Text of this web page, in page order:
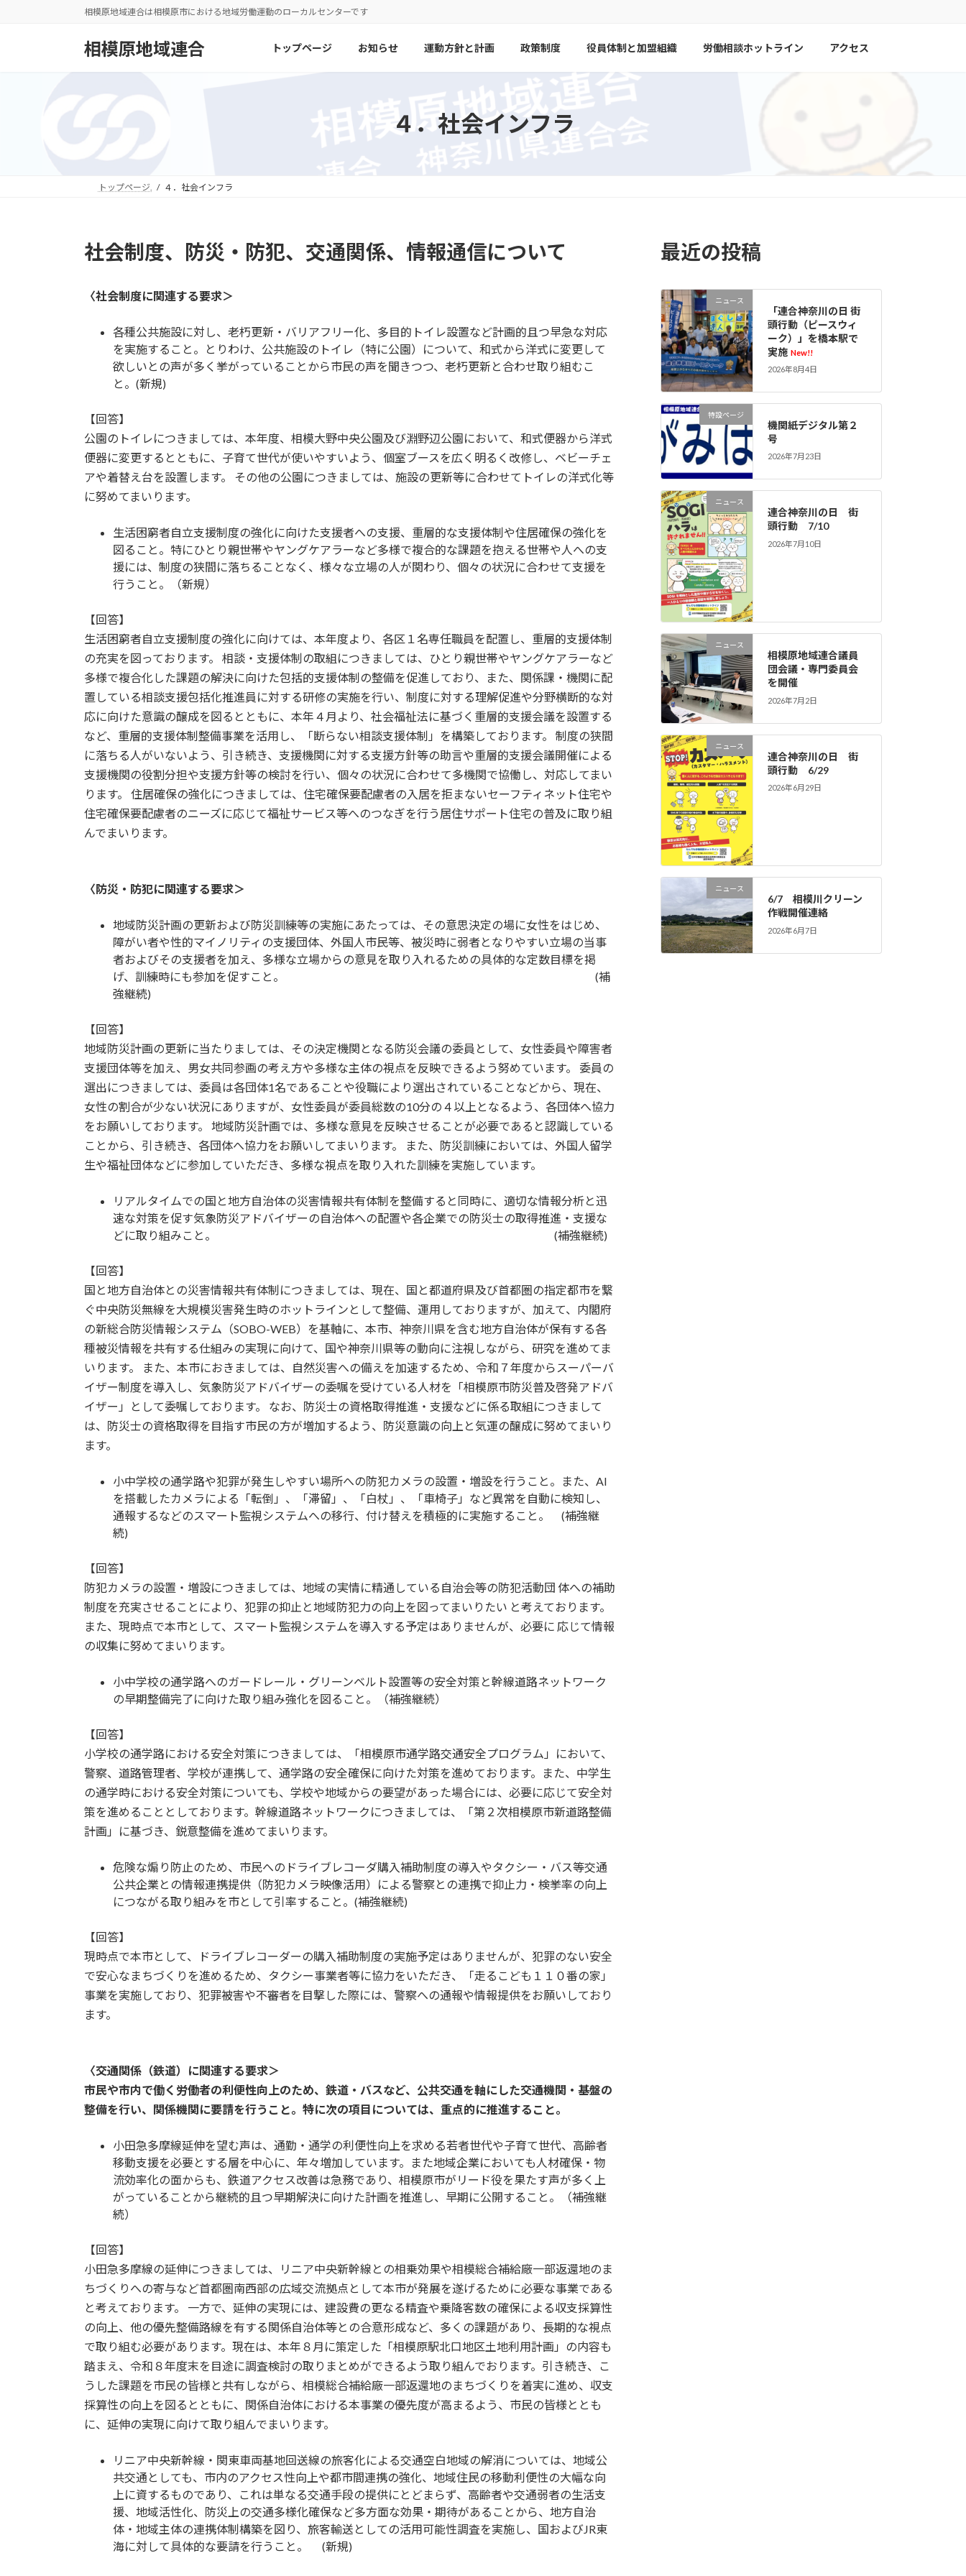
相模原地域連合は相模原市における地域労働運動のローカルセンターです
相模原地域連合 トップページ お知らせ 運動方針と計画 政策制度 役員体制と加盟組織 労働相談ホットライン アクセス
４．社会インフラ
トップページ. ４．社会インフラ
社会制度、防災・防犯、交通関係、情報通信について
〈社会制度に関連する要求＞
各種公共施設に対し、老朽更新・バリアフリー化、多目的トイレ設置など計画的且つ早急な対応
を実施すること。とりわけ、公共施設のトイレ（特に公園）について、和式から洋式に変更して
欲しいとの声が多く挙がっていることから市民の声を聞きつつ、老朽更新と合わせ取り組むこ
と。(新規)
【回答】
公園のトイレにつきましては、本年度、相模大野中央公園及び淵野辺公園において、和式便器から洋式
便器に変更するとともに、子育て世代が使いやすいよう、個室ブースを広く明るく改修し、ベビーチェ
アや着替え台を設置します。 その他の公園につきましては、施設の更新等に合わせてトイレの洋式化等
に努めてまいります。
生活困窮者自立支援制度の強化に向けた支援者への支援、重層的な支援体制や住居確保の強化を
図ること。特にひとり親世帯やヤングケアラーなど多様で複合的な課題を抱える世帯や人への支
援には、制度の狭間に落ちることなく、様々な立場の人が関わり、個々の状況に合わせて支援を
行うこと。（新規）
【回答】
生活困窮者自立支援制度の強化に向けては、本年度より、各区１名専任職員を配置し、重層的支援体制
の充実を図っております。 相談・支援体制の取組につきましては、ひとり親世帯やヤングケアラーなど
多様で複合化した課題の解決に向けた包括的支援体制の整備を促進しており、また、関係課・機関に配
置している相談支援包括化推進員に対する研修の実施を行い、制度に対する理解促進や分野横断的な対
応に向けた意識の醸成を図るとともに、本年４月より、社会福祉法に基づく重層的支援会議を設置する
など、重層的支援体制整備事業を活用し、「断らない相談支援体制」を構築しております。 制度の狭間
に落ちる人がいないよう、引き続き、支援機関に対する支援方針等の助言や重層的支援会議開催による
支援機関の役割分担や支援方針等の検討を行い、個々の状況に合わせて多機関で協働し、対応してまい
ります。 住居確保の強化につきましては、住宅確保要配慮者の入居を拒まないセーフティネット住宅や
住宅確保要配慮者のニーズに応じて福祉サービス等へのつなぎを行う居住サポート住宅の普及に取り組
んでまいります。
〈防災・防犯に関連する要求＞
地域防災計画の更新および防災訓練等の実施にあたっては、その意思決定の場に女性をはじめ、
障がい者や性的マイノリティの支援団体、外国人市民等、被災時に弱者となりやすい立場の当事
者およびその支援者を加え、多様な立場からの意見を取り入れるための具体的な定数目標を掲
げ、訓練時にも参加を促すこと。 (補
強継続)
【回答】
地域防災計画の更新に当たりましては、その決定機関となる防災会議の委員として、女性委員や障害者
支援団体等を加え、男女共同参画の考え方や多様な主体の視点を反映できるよう努めています。 委員の
選出につきましては、委員は各団体1名であることや役職により選出されていることなどから、現在、
女性の割合が少ない状況にありますが、女性委員が委員総数の10分の４以上となるよう、各団体へ協力
をお願いしております。 地域防災計画では、多様な意見を反映させることが必要であると認識している
ことから、引き続き、各団体へ協力をお願いしてまいります。 また、防災訓練においては、外国人留学
生や福祉団体などに参加していただき、多様な視点を取り入れた訓練を実施しています。
リアルタイムでの国と地方自治体の災害情報共有体制を整備すると同時に、適切な情報分析と迅
速な対策を促す気象防災アドバイザーの自治体への配置や各企業での防災士の取得推進・支援な
どに取り組みこと。 (補強継続)
【回答】
国と地方自治体との災害情報共有体制につきましては、現在、国と都道府県及び首都圏の指定都市を繋
ぐ中央防災無線を大規模災害発生時のホットラインとして整備、運用しておりますが、加えて、内閣府
の新総合防災情報システム（SOBO-WEB）を基軸に、本市、神奈川県を含む地方自治体が保有する各
種被災情報を共有する仕組みの実現に向けて、国や神奈川県等の動向に注視しながら、研究を進めてま
いります。 また、本市におきましては、自然災害への備えを加速するため、令和７年度からスーパーバ
イザー制度を導入し、気象防災アドバイザーの委嘱を受けている人材を「相模原市防災普及啓発アドバ
イザー」として委嘱しております。 なお、防災士の資格取得推進・支援などに係る取組につきまして
は、防災士の資格取得を目指す市民の方が増加するよう、防災意識の向上と気運の醸成に努めてまいり
ます。
小中学校の通学路や犯罪が発生しやすい場所への防犯カメラの設置・増設を行うこと。また、AI
を搭載したカメラによる「転倒」、「滞留」、「白杖」、「車椅子」など異常を自動に検知し、
通報するなどのスマート監視システムへの移行、付け替えを積極的に実施すること。 (補強継
続)
【回答】
防犯カメラの設置・増設につきましては、地域の実情に精通している自治会等の防犯活動団 体への補助
制度を充実させることにより、犯罪の抑止と地域防犯力の向上を図ってまいりたい と考えております。
また、現時点で本市として、スマート監視システムを導入する予定はありませんが、必要に 応じて情報
の収集に努めてまいります。
小中学校の通学路へのガードレール・グリーンベルト設置等の安全対策と幹線道路ネットワーク
の早期整備完了に向けた取り組み強化を図ること。（補強継続）
【回答】
小学校の通学路における安全対策につきましては、「相模原市通学路交通安全プログラム」において、
警察、道路管理者、学校が連携して、通学路の安全確保に向けた対策を進めております。また、中学生
の通学時における安全対策についても、学校や地域からの要望があった場合には、必要に応じて安全対
策を進めることとしております。幹線道路ネットワークにつきましては、「第２次相模原市新道路整備
計画」に基づき、鋭意整備を進めてまいります。
危険な煽り防止のため、市民へのドライブレコーダ購入補助制度の導入やタクシー・バス等交通
公共企業との情報連携提供（防犯カメラ映像活用）による警察との連携で抑止力・検挙率の向上
につながる取り組みを市として引率すること。(補強継続)
【回答】
現時点で本市として、ドライブレコーダーの購入補助制度の実施予定はありませんが、犯罪のない安全
で安心なまちづくりを進めるため、タクシー事業者等に協力をいただき、「走るこども１１０番の家」
事業を実施しており、犯罪被害や不審者を目撃した際には、警察への通報や情報提供をお願いしており
ます。
〈交通関係（鉄道）に関連する要求＞
市民や市内で働く労働者の利便性向上のため、鉄道・バスなど、公共交通を軸にした交通機関・基盤の
整備を行い、関係機関に要請を行うこと。特に次の項目については、重点的に推進すること。
小田急多摩線延伸を望む声は、通勤・通学の利便性向上を求める若者世代や子育て世代、高齢者
移動支援を必要とする層を中心に、年々増加しています。また地域企業においても人材確保・物
流効率化の面からも、鉄道アクセス改善は急務であり、相模原市がリード役を果たす声が多く上
がっていることから継続的且つ早期解決に向けた計画を推進し、早期に公開すること。（補強継
続）
【回答】
小田急多摩線の延伸につきましては、リニア中央新幹線との相乗効果や相模総合補給廠一部返還地のま
ちづくりへの寄与など首都圏南西部の広域交流拠点として本市が発展を遂げるために必要な事業である
と考えております。 一方で、延伸の実現には、建設費の更なる精査や乗降客数の確保による収支採算性
の向上、他の優先整備路線を有する関係自治体等との合意形成など、多くの課題があり、長期的な視点
で取り組む必要があります。現在は、本年８月に策定した「相模原駅北口地区土地利用計画」の内容も
踏まえ、令和８年度末を目途に調査検討の取りまとめができるよう取り組んでおります。引き続き、こ
うした課題を市民の皆様と共有しながら、相模総合補給廠一部返還地のまちづくりを着実に進め、収支
採算性の向上を図るとともに、関係自治体における本事業の優先度が高まるよう、市民の皆様ととも
に、延伸の実現に向けて取り組んでまいります。
リニア中央新幹線・関東車両基地回送線の旅客化による交通空白地域の解消については、地域公
共交通としても、市内のアクセス性向上や都市間連携の強化、地域住民の移動利便性の大幅な向
上に資するものであり、これは単なる交通手段の提供にとどまらず、高齢者や交通弱者の生活支
援、地域活性化、防災上の交通多様化確保など多方面な効果・期待があることから、地方自治
体・地域主体の連携体制構築を図り、旅客輸送としての活用可能性調査を実施し、国およびJR東
海に対して具体的な要請を行うこと。 (新規)
最近の投稿
ニュース
「連合神奈川の日 街
頭行動（ピースウィ
ーク）」を橋本駅で
実施 New!!
2026年8月4日
特設ページ
機関紙デジタル第２
号
2026年7月23日
ニュース
連合神奈川の日 街
頭行動 7/10
2026年7月10日
ニュース
相模原地域連合議員
団会議・専門委員会
を開催
2026年7月2日
ニュース
連合神奈川の日 街
頭行動 6/29
2026年6月29日
ニュース
6/7 相模川クリーン
作戦開催連絡
2026年6月7日